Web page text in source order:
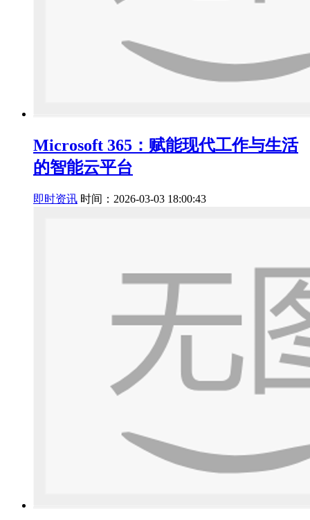
Microsoft 365：赋能现代工作与生活
的智能云平台
即时资讯 时间：2026-03-03 18:00:43